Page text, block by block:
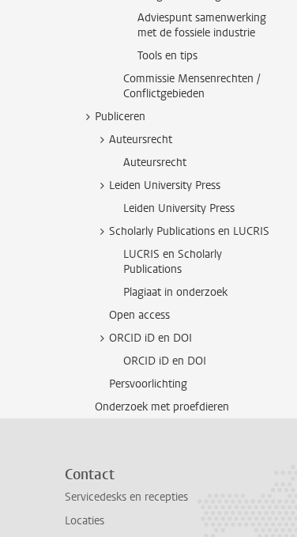
Adviespunt samenwerking
met de fossiele industrie
Tools en tips
Commissie Mensenrechten /
Conflictgebieden
Publiceren
Auteursrecht
Auteursrecht
Leiden University Press
Leiden University Press
Scholarly Publications en LUCRIS
LUCRIS en Scholarly
Publications
Plagiaat in onderzoek
Open access
ORCID iD en DOI
ORCID iD en DOI
Persvoorlichting
Onderzoek met proefdieren
Contact
Servicedesks en recepties
Locaties